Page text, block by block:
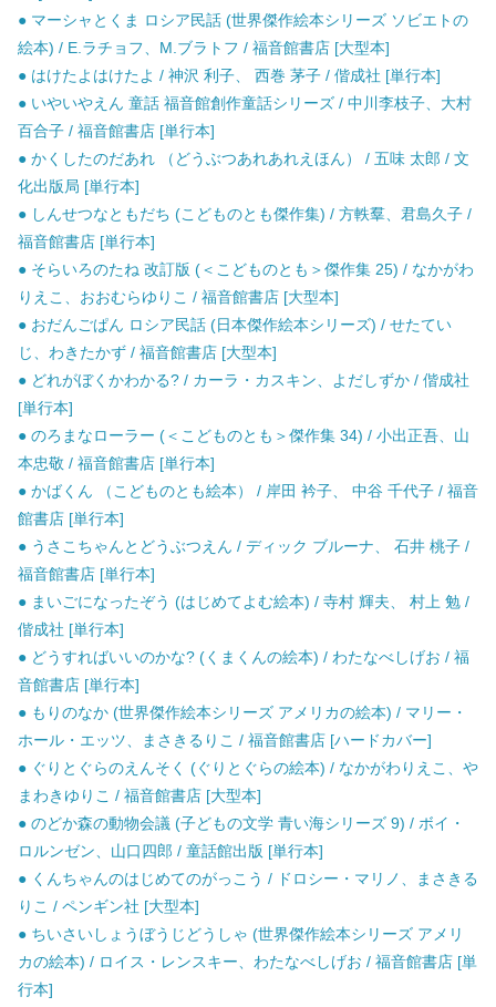
● マーシャとくま ロシア民話 (世界傑作絵本シリーズ ソビエトの
絵本) / E.ラチョフ、M.ブラトフ / 福音館書店 [大型本]
● はけたよはけたよ / 神沢 利子、 西巻 茅子 / 偕成社 [単行本]
● いやいやえん 童話 福音館創作童話シリーズ / 中川李枝子、大村
百合子 / 福音館書店 [単行本]
● かくしたのだあれ （どうぶつあれあれえほん） / 五味 太郎 / 文
化出版局 [単行本]
● しんせつなともだち (こどものとも傑作集) / 方軼羣、君島久子 /
福音館書店 [単行本]
● そらいろのたね 改訂版 (＜こどものとも＞傑作集 25) / なかがわ
りえこ、おおむらゆりこ / 福音館書店 [大型本]
● おだんごぱん ロシア民話 (日本傑作絵本シリーズ) / せたてい
じ、わきたかず / 福音館書店 [大型本]
● どれがぼくかわかる? / カーラ・カスキン、よだしずか / 偕成社
[単行本]
● のろまなローラー (＜こどものとも＞傑作集 34) / 小出正吾、山
本忠敬 / 福音館書店 [単行本]
● かばくん （こどものとも絵本） / 岸田 衿子、 中谷 千代子 / 福音
館書店 [単行本]
● うさこちゃんとどうぶつえん / ディック ブルーナ、 石井 桃子 /
福音館書店 [単行本]
● まいごになったぞう (はじめてよむ絵本) / 寺村 輝夫、 村上 勉 /
偕成社 [単行本]
● どうすればいいのかな? (くまくんの絵本) / わたなべしげお / 福
音館書店 [単行本]
● もりのなか (世界傑作絵本シリーズ アメリカの絵本) / マリー・
ホール・エッツ、まさきるりこ / 福音館書店 [ハードカバー]
● ぐりとぐらのえんそく (ぐりとぐらの絵本) / なかがわりえこ、や
まわきゆりこ / 福音館書店 [大型本]
● のどか森の動物会議 (子どもの文学 青い海シリーズ 9) / ボイ・
ロルンゼン、山口四郎 / 童話館出版 [単行本]
● くんちゃんのはじめてのがっこう / ドロシー・マリノ、まさきる
りこ / ペンギン社 [大型本]
● ちいさいしょうぼうじどうしゃ (世界傑作絵本シリーズ アメリ
カの絵本) / ロイス・レンスキー、わたなべしげお / 福音館書店 [単
行本]